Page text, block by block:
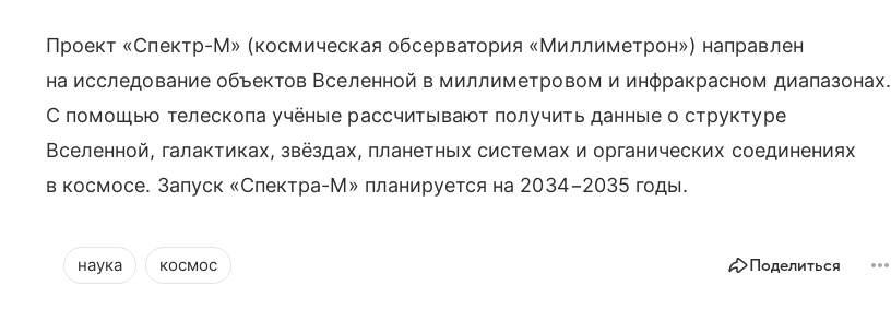
Проект «Спектр-М» (космическая обсерватория «Миллиметрон») направлен
на исследование объектов Вселенной в миллиметровом и инфракрасном диапазонах.
С помощью телескопа учёные рассчитывают получить данные о структуре
Вселенной, галактиках, звёздах, планетных системах и органических соединениях
в космосе. Запуск «Спектра-М» планируется на 2034−2035 годы.
наука космос Поделиться